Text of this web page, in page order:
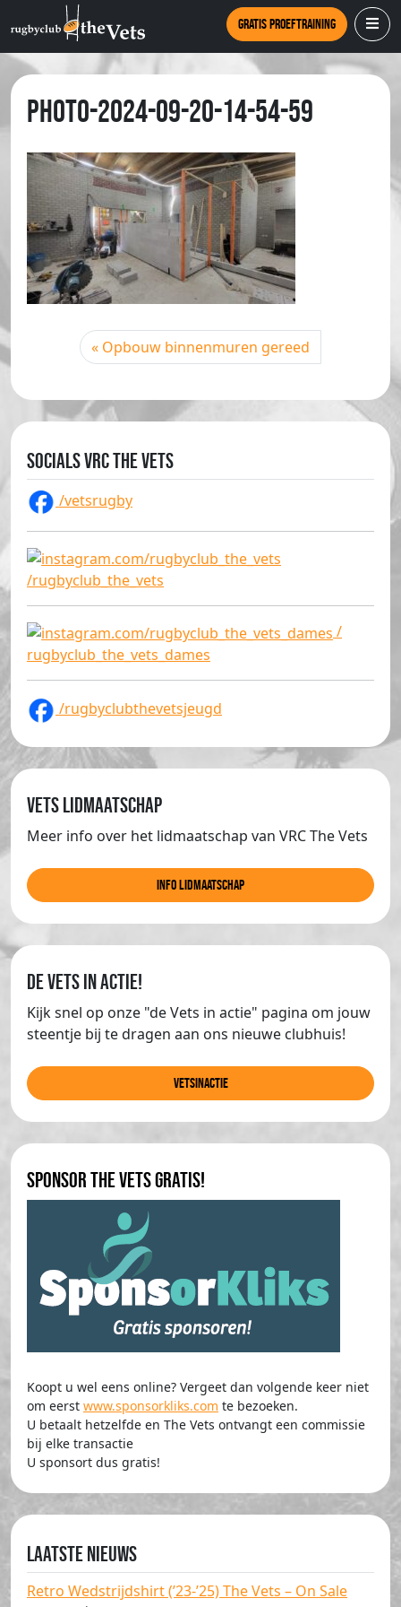
Gratis proeftraining
PHOTO-2024-09-20-14-54-59
Opbouw binnenmuren gereed
Socials VRC The Vets
/vetsrugby
/rugbyclub_the_vets
/
rugbyclub_the_vets_dames
/rugbyclubthevetsjeugd
Vets lidmaatschap
Meer info over het lidmaatschap van VRC The Vets
info lidmaatschap
de Vets in actie!
Kijk snel op onze "de Vets in actie" pagina om jouw
steentje bij te dragen aan ons nieuwe clubhuis!
Vetsinactie
Sponsor The Vets gratis!
Koopt u wel eens online? Vergeet dan volgende keer niet
om eerst www.sponsorkliks.com te bezoeken.
U betaalt hetzelfde en The Vets ontvangt een commissie
bij elke transactie
U sponsort dus gratis!
Laatste nieuws
Retro Wedstrijdshirt (’23-’25) The Vets – On Sale